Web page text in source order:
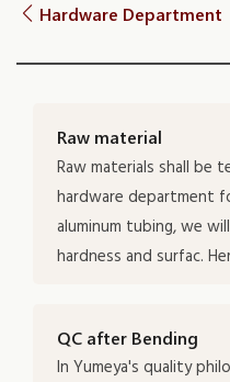
Hardware Department
Raw material
Raw materials shall
hardware department
aluminum tubing, we
hardness and surfac.
QC after Bending
In Yumeya's quality